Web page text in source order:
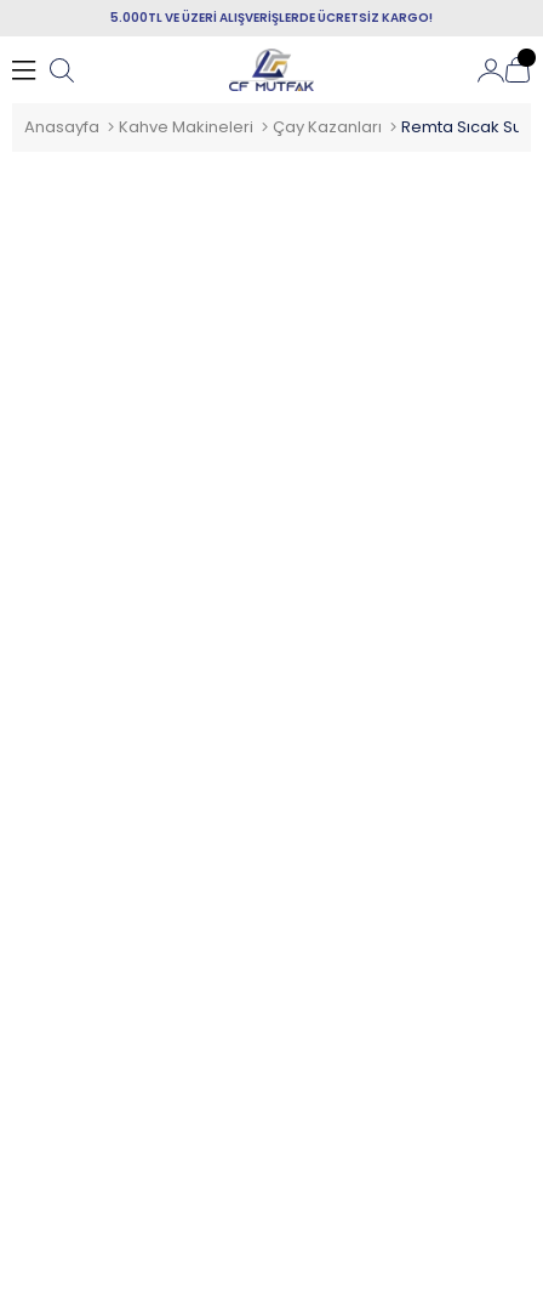
5.000TL VE ÜZERİ ALIŞVERİŞLERDE ÜCRETSİZ KARGO!
Anasayfa Kahve Makineleri Çay Kazanları